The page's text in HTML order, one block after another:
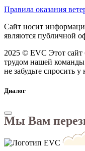
Правила оказания
Сайт носит
являются публичной
2025 © EVC Этот
трудом нашей
не забудьте спросить
Диалог
Мы Вам